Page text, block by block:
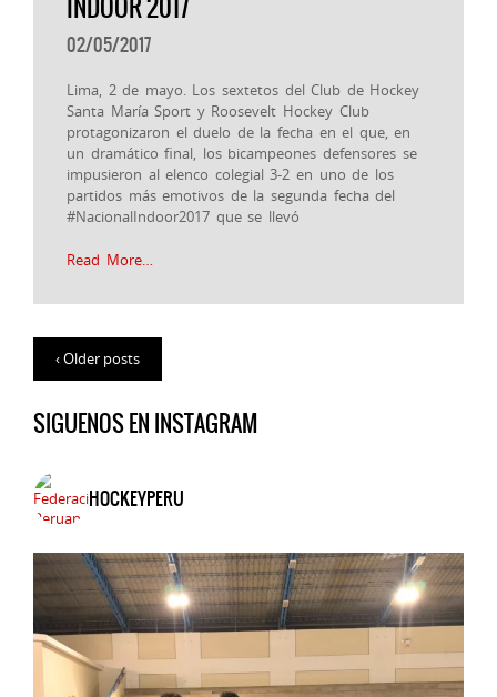
02/05/2017
Lima, 2 de mayo. Los sextetos del Club de Hockey
Santa María Sport y Roosevelt Hockey Club
protagonizaron el duelo de la fecha en el que, en
un dramático final, los bicampeones defensores se
impusieron al elenco colegial 3-2 en uno de los
partidos más emotivos de la segunda fecha del
#NacionalIndoor2017 que se llevó
Read More…
‹ Older posts
SIGUENOS EN INSTAGRAM
HOCKEYPERU